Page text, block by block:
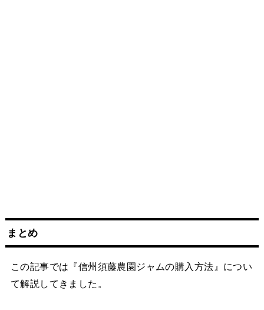
まとめ
この記事では『信州須藤農園ジャムの購入方法』につい
て解説してきました。